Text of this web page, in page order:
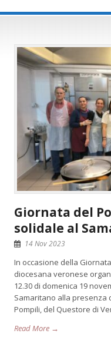
Giornata del
solidale al
14 Nov 2023
In occasione della
diocesana veronese
12.30 di domenica 19
Samaritano alla presenza
Pompili, del Questore di
Read More →